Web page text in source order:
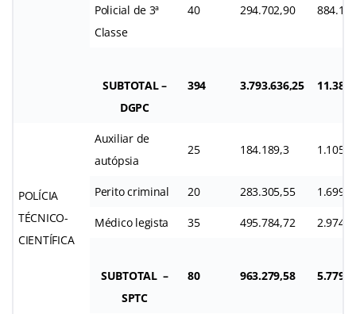
Policial de 3ª
Classe
40 294.702,90
SUBTOTAL –
DGPC
394 3.793.636,25
POLÍCIA
TÉCNICO-
CIENTÍFICA
Auxiliar de
autópsia
25 184.189,3
Perito criminal 20 283.305,55
Médico legista 35 495.784,72
SUBTOTAL –
SPTC
80 963.279,58